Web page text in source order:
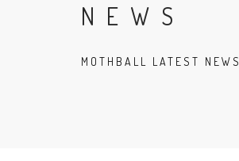
NEWS
MOTHBALL LATEST NEWS